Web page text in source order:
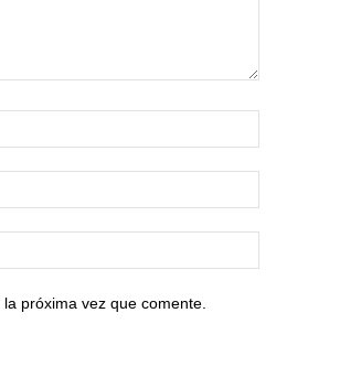
próxima vez que comente.